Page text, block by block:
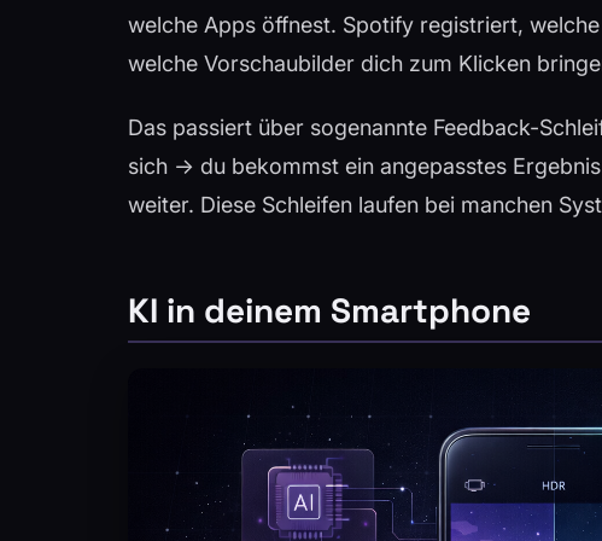
welche Apps öffnest. Spotify registriert,
welche Vorschaubilder dich zum Klicken
Das passiert über sogenannte Feedback-
sich → du bekommst ein angepasstes
weiter. Diese Schleifen laufen bei manchen
KI in deinem Smartphone